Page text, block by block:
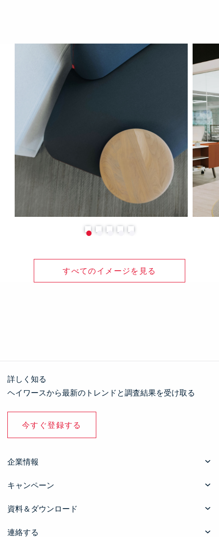
すべてのイメージを見る
詳しく知る
ヘイワースから最新のトレンドと調査結果を受け取る
今すぐ登録する
企業情報
キャンペーン
資料＆ダウンロード
連絡する